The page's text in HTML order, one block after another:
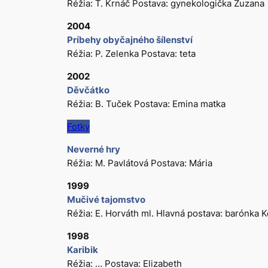
Réžia: T. Krnáč Postava: gynekologička Zuzana
2004
Príbehy obyčajného šílenství
Réžia: P. Zelenka Postava: teta
2002
Děvčátko
Réžia: B. Tuček Postava: Emina matka
Fotky
Neverné hry
Réžia: M. Pavlátová Postava: Mária
1999
Mučivé tajomstvo
Réžia: E. Horváth ml. Hlavná postava: barónka
1998
Karibik
Réžia: … Postava: Elizabeth